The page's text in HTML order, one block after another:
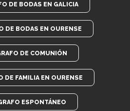
DE BODAS EN GALICIA
DE BODAS EN OURENSE
DE COMUNIÓN
DE FAMILIA EN OURENSE
ESPONTÁNEO